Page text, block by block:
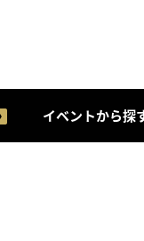
イベントから探